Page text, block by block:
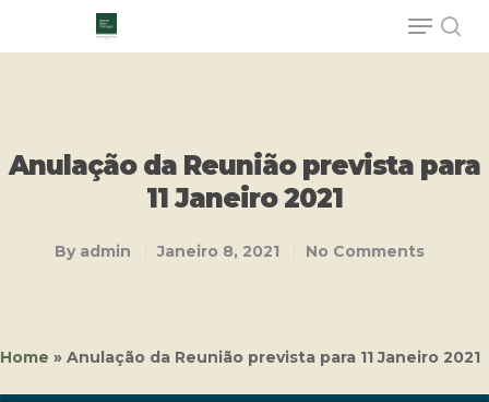
Anulação da Reunião prevista para
11 Janeiro 2021
By admin Janeiro 8, 2021 No Comments
Home » Anulação da Reunião prevista para 11 Janeiro 2021